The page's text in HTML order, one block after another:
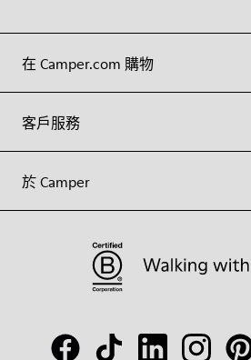
在 Camper.com 購物
客戶服務
於 Camper